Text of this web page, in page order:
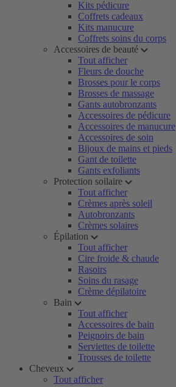
Kits pédicure
Coffrets cadeaux
Kits manucure
Coffrets soins du corps
Accessoires de beauté
Tout afficher
Fleurs de douche
Brosses pour le corps
Brosses de massage
Gants autobronzants
Accessoires de pédicure
Accessoires de manucure
Accessoires de soin
Bijoux de mains et pieds
Gant de toilette
Gants exfoliants
Protection soilaire
Tout afficher
Crèmes après soleil
Autobronzants
Crèmes solaires
Épilation
Tout afficher
Cire froide & chaude
Rasoirs
Soins du rasage
Crème dépilatoire
Bain
Tout afficher
Accessoires de bain
Peignoirs de bain
Serviettes de toilette
Trousses de toilette
Cheveux
Tout afficher